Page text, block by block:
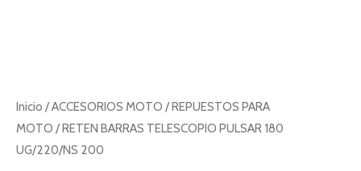
Inicio /ACCESORIOS MOTO /REPUESTOS PARA
MOTO / RETEN BARRAS TELESCOPIO PULSAR 180
UG/220/NS 200